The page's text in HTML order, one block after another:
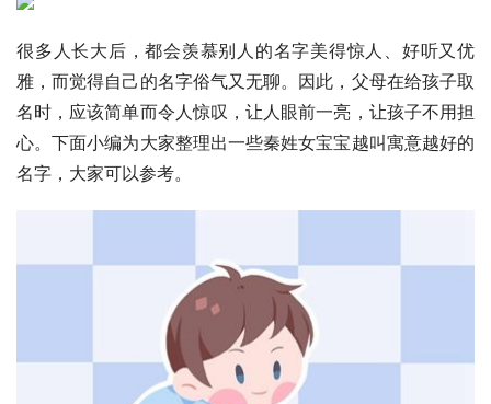
很多人长大后，都会羡慕别人的名字美得惊人、好听又优
雅，而觉得自己的名字俗气又无聊。因此，父母在给孩子取
名时，应该简单而令人惊叹，让人眼前一亮，让孩子不用担
心。下面小编为大家整理出一些秦姓女宝宝越叫寓意越好的
名字，大家可以参考。